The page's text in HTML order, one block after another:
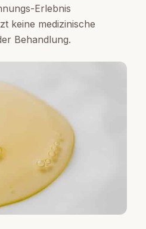
Erlebnis
keine medizinische
Behandlung.